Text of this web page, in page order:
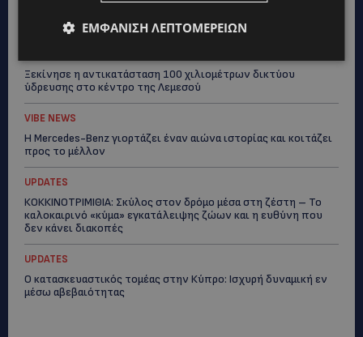
ποιότητας-τιμής από τη Lidl Κύπρου
Ξεκίνησε η αντικατάσταση 100 χιλιομέτρων δικτύου
ύδρευσης στο κέντρο της Λεμεσού
VIBE NEWS
Η Mercedes-Benz γιορτάζει έναν αιώνα ιστορίας και κοιτάζει
προς το μέλλον
UPDATES
ΚΟΚΚΙΝΟΤΡΙΜΙΘΙΑ: Σκύλος στον δρόμο μέσα στη ζέστη – Το
καλοκαιρινό «κύμα» εγκατάλειψης ζώων και η ευθύνη που
δεν κάνει διακοπές
UPDATES
Ο κατασκευαστικός τομέας στην Κύπρο: Ισχυρή δυναμική εν
μέσω αβεβαιότητας
ΕΜΦΆΝΙΣΗ ΛΕΠΤΟΜΕΡΕΙΏΝ